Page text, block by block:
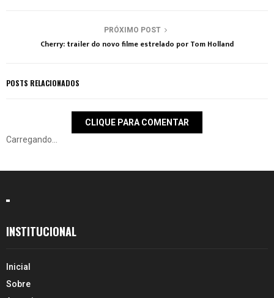
PRÓXIMO POST
Cherry: trailer do novo filme estrelado por Tom Holland
POSTS RELACIONADOS
CLIQUE PARA COMENTAR
Carregando...
INSTITUCIONAL
Inicial
Sobre